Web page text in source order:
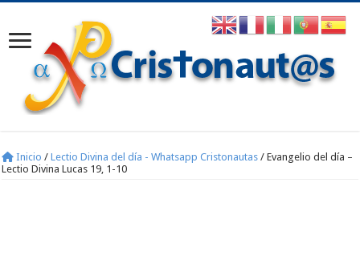
Inicio / Lectio Divina del día - Whatsapp Cristonautas / Evangelio del día –
Lectio Divina Lucas 19, 1-10